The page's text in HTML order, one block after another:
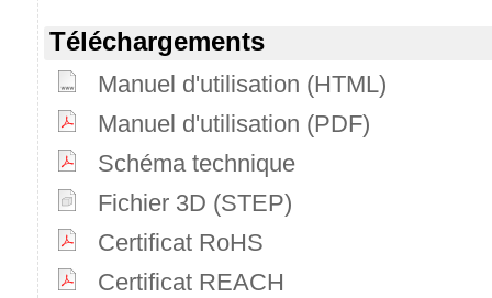
Téléchargements
Manuel d'utilisation (HTML)
Manuel d'utilisation (PDF)
Schéma technique
Fichier 3D (STEP)
Certificat RoHS
Certificat REACH